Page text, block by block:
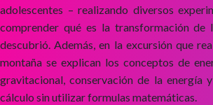
adolescentes – realizando diversos
comprender qué es la transformación de
descubrió. Además, en la excursión que
montaña se explican los conceptos de
gravitacional, conservación de la energía
cálculo sin utilizar formulas matemáticas.